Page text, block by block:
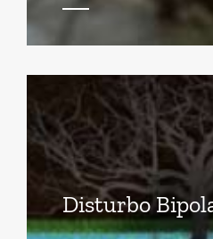
Disturbo